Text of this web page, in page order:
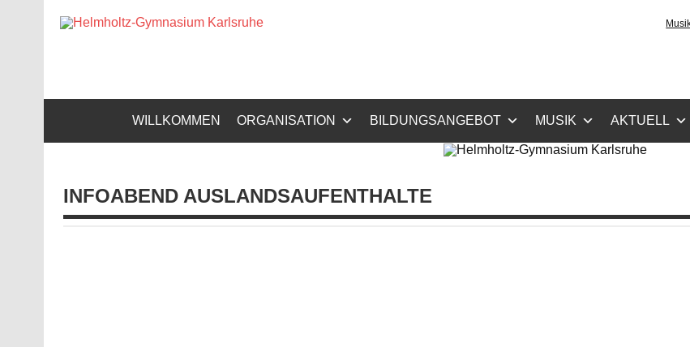
Helmholtz-Gymnasium
WILLKOMMEN ORGANISATION BILDUNGSANGEBOT MUSIK AKTUELL
INFOABEND AUSLANDSAUFENTHALTE